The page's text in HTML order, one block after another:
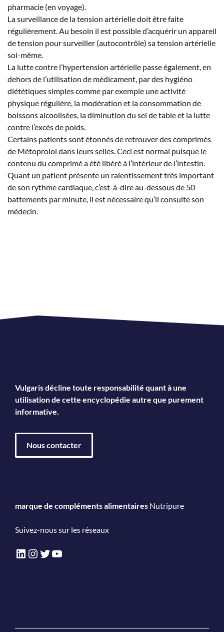
pharmacie (en voyage).
La surveillance de la tension artérielle doit être faite
régulièrement. Au besoin il est possible d’acquérir un appareil
de tension pour surveiller (autocontrôle) sa tension artérielle
soi-même.
La lutte contre l’hypertension artérielle passe également, en
dehors de l’utilisation de médicament, par des hygiéno
diététiques simples comme par exemple une activité
physique régulière, la modération et la consommation de
boissons alcoolisées, la diminution du sel de table et la lutte
contre l’excès de poids.
Certains patients sont étonnés de retrouver des comprimés
de Métoprolol dans leurs selles. Ceci est normal puisque le
contenu du comprimé a été libéré à l’intérieur de l’intestin.
Quant un patient présente un ralentissement très important
de son rythme cardiaque, c’est-à-dire au-dessous de 50
battements par minute, il est nécessaire qu’il consulte son
médecin.
Vulgaris décline toute responsabilité quant à une
utilisation de cette encyclopédie autre que purement
informative.
Nous contacter
marque de compléments alimentaires Nutripure
Suivez-nous sur les réseaux
LinkedIn
Instagram
Twitter
YouTube